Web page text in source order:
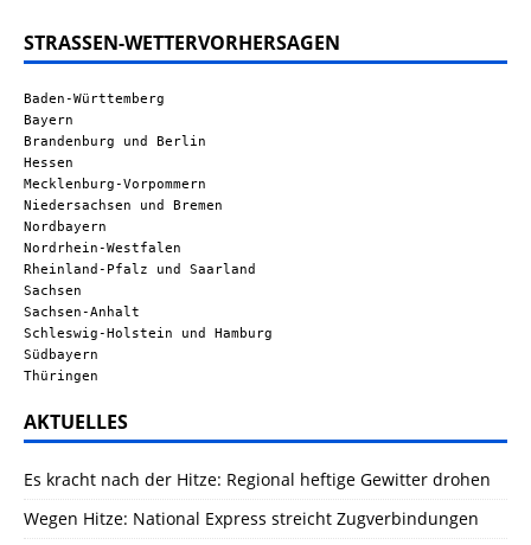
STRASSEN-WETTERVORHERSAGEN
Baden-Württemberg
Bayern
Brandenburg und Berlin
Hessen
Mecklenburg-Vorpommern
Niedersachsen und Bremen
Nordbayern
Nordrhein-Westfalen
Rheinland-Pfalz und Saarland
Sachsen
Sachsen-Anhalt
Schleswig-Holstein und Hamburg
Südbayern
Thüringen
AKTUELLES
Es kracht nach der Hitze: Regional heftige Gewitter drohen
Wegen Hitze: National Express streicht Zugverbindungen